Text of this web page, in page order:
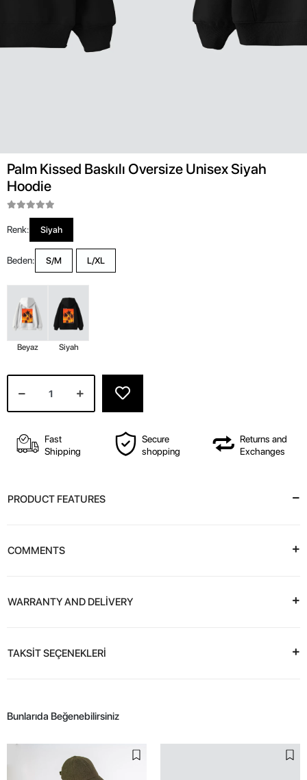
Palm Kissed Baskılı Oversize Unisex Siyah
Hoodie
Renk: Siyah
Beden: S/M L/XL
Beyaz Siyah
Fast
Shipping
Secure
shopping
Returns and
Exchanges
PRODUCT FEATURES
COMMENTS
WARRANTY AND DELİVERY
TAKSİT SEÇENEKLERİ
Bunlarıda Beğenebilirsiniz